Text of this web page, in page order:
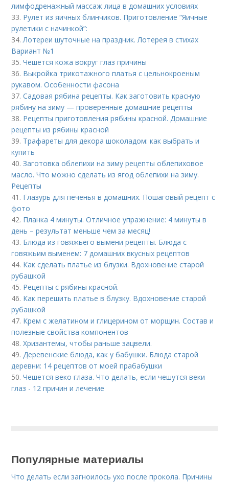
лимфодренажный массаж лица в домашних условиях
33. Рулет из яичных блинчиков. Приготовление “Яичные
рулетики с начинкой”:
34. Лотереи шуточные на праздник. Лотерея в стихах
Вариант №1
35.Чешется кожа вокруг глаз причины
36. Выкройка трикотажного платья с цельнокроеным
рукавом. Особенности фасона
37.Садовая рябина рецепты. Как заготовить красную
рябину на зиму — проверенные домашние рецепты
38. Рецепты приготовления рябины красной. Домашние
рецепты из рябины красной
39. Трафареты для декора шоколадом: как выбрать и
купить
40.Заготовка облепихи на зиму рецепты облепиховое
масло. Что можно сделать из ягод облепихи на зиму.
Рецепты
41. Глазурь для печенья в домашних. Пошаговый рецепт с
фото
42. Планка 4 минуты. Отличное упражнение: 4 минуты в
день – результат меньше чем за месяц!
43. Блюда из говяжьего вымени рецепты. Блюда с
говяжьим выменем: 7 домашних вкусных рецептов
44. Как сделать платье из блузки. Вдохновение старой
рубашкой
45. Рецепты с рябины красной.
46. Как перешить платье в блузку. Вдохновение старой
рубашкой
47. Крем с желатином и глицерином от морщин. Состав и
полезные свойства компонентов
48.Хризантемы, чтобы раньше зацвели.
49. Деревенские блюда, как у бабушки. Блюда старой
деревни: 14 рецептов от моей прабабушки
50.Чешется веко глаза. Что делать, если чешутся веки
глаз - 12 причин и лечение
Популярные материалы
Что делать если загноилось ухо после прокола. Причины